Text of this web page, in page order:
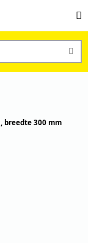
breedte 300 mm